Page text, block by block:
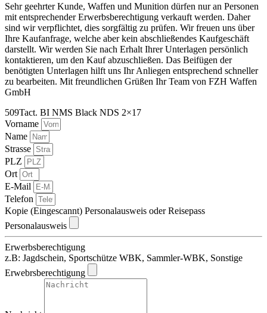
Sehr geehrter Kunde, Waffen und Munition dürfen nur an Personen
mit entsprechender Erwerbsberechtigung verkauft werden. Daher
sind wir verpflichtet, dies sorgfältig zu prüfen. Wir freuen uns über
Ihre Kaufanfrage, welche aber kein abschließendes Kaufgeschäft
darstellt. Wir werden Sie nach Erhalt Ihrer Unterlagen persönlich
kontaktieren, um den Kauf abzuschließen. Das Beifügen der
benötigten Unterlagen hilft uns Ihr Anliegen entsprechend schneller
zu bearbeiten. Mit freundlichen Grüßen Ihr Team von FZH Waffen
GmbH
509Tact. BI NMS Black NDS 2×17
Vorname
Name
Strasse
PLZ
Ort
E-Mail
Telefon
Kopie (Eingescannt) Personalausweis oder Reisepass
Personalausweis
Erwerbsberechtigung
z.B: Jagdschein, Sportschütze WBK, Sammler-WBK, Sonstige
Erwebrsberechtigung